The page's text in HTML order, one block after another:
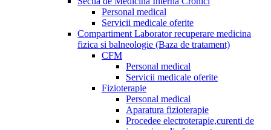
Personal medical
Servicii medicale oferite
Compartiment Laborator recuperare medicina
fizica si balneologie (Baza de tratament)
CFM
Personal medical
Servicii medicale oferite
Fizioterapie
Personal medical
Aparatura fizioterapie
Procedee electroterapie,curenti de